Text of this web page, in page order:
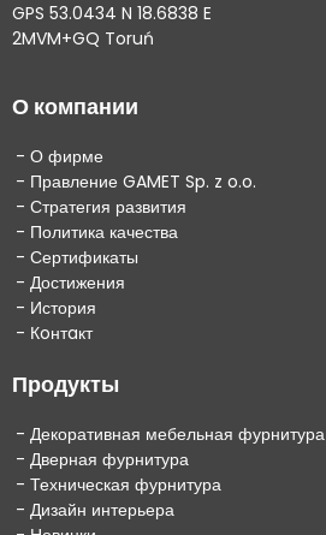
GPS 53.0434 N 18.6838 E
2MVM+GQ Toruń
О компании
О фирме
Правление GAMET Sp. z o.o.
Стратегия развития
Политика качества
Сертификаты
Достижения
История
Кoнтaкт
Продукты
Декоративная мебельная фурнитура
Дверная фурнитура
Техническая фурнитура
Дизайн интерьера